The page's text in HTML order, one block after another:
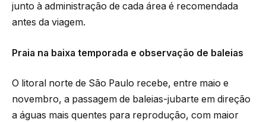
junto à administração de cada área é recomendada
antes da viagem.
Praia na baixa temporada e observação de baleias
O litoral norte de São Paulo recebe, entre maio e
novembro, a passagem de baleias-jubarte em direção
a águas mais quentes para reprodução, com maior